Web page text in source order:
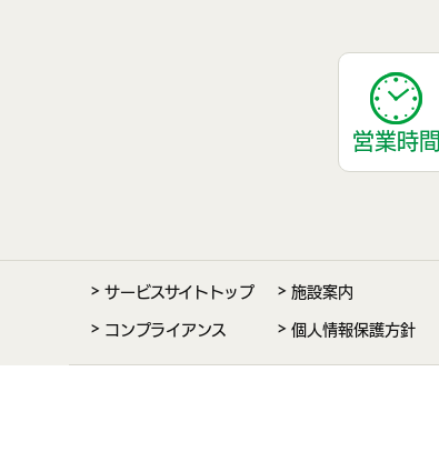
営業時間
サービスサイトトップ 施設案内
コンプライアンス 個人情報保護方針